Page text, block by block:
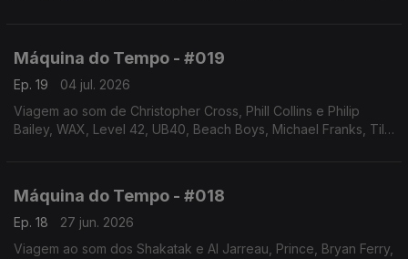
Máquina do Tempo - #019
Ep. 19
04 jul. 2026
Viagem ao som de Christopher Cross, Phill Collins e Philip
Bailey, WAX, Level 42, UB40, Beach Boys, Michael Franks, Till
Máquina do Tempo - #018
Ep. 18
27 jun. 2026
Viagem ao som dos Shakatak e Al Jarreau, Prince, Bryan Ferry,